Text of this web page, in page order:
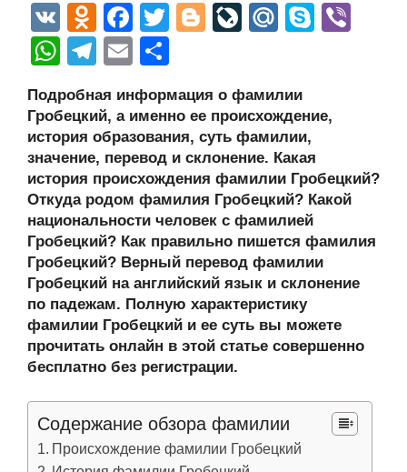
V
K
O
d
n
o
kl
a
ss
ni
ki
F
a
c
e
b
o
o
k
T
er
Bl
g
er
Li
J
o
ur
n
al
M
u
S
e
W
at
s
A
p
p
T
e
gr
a
m
E
ail р
а
в
и
ть
Подробная информация о фамилии
Гробецкий, а именно ее происхождение,
история образования, суть фамилии,
значение, перевод и склонение. Какая
история происхождения фамилии Гробецкий?
Откуда родом фамилия Гробецкий? Какой
национальности человек с фамилией
Гробецкий? Как правильно пишется фамилия
Гробецкий? Верный перевод фамилии
Гробецкий на английский язык и склонение
по падежам. Полную характеристику
фамилии Гробецкий и ее суть вы можете
прочитать онлайн в этой статье совершенно
бесплатно без регистрации.
Содержание обзора фамилии
Происхождение фамилии Гробецкий